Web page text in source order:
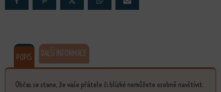
POPIS DALŠÍ INFORMACE
Občas se stane, že vaše přátele či blízké nemůžete osobně navštívit.